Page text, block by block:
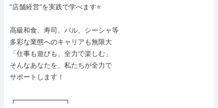
"店舗経営"を実践で学べます⭐
高級和食、寿司、バル、シーシャ等
多彩な業態へのキャリアも無限大
「仕事も遊びも、全力で楽しむ」
そんなあなたを、私たちが全力で
サポートします！
┏━━━━━━━┓